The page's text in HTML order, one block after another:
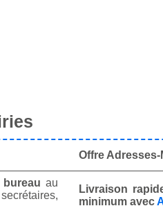
Offre Adresses-
au
Livraison
minimum avec